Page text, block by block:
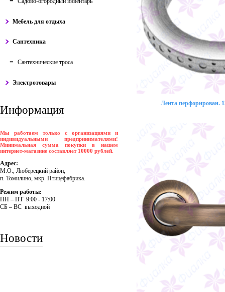
Мебель для отдыха
Сантехника
Сантехнические троса
Электротовары
Информация
Мы работаем только с организациями и
индивидуальными предпринимателями!
Минимальная сумма покупки в нашем
интернет-магазине составляет 10000 рублей.
Адрес:
М.О., Люберецкий район,
п. Томилино, мкр. Птицефабрика.
Режим работы:
ПH – ПT 9:00 - 17:00
CБ – BC выходной
Новости
Лента перфорирован.